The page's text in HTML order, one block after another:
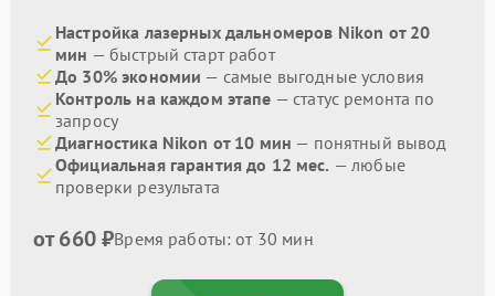
Настройка лазерных дальномеров Nikon от 20
мин — быстрый старт работ
До 30% экономии — самые выгодные условия
Контроль на каждом этапе — статус ремонта по
запросу
Диагностика Nikon от 10 мин — понятный вывод
Официальная гарантия до 12 мес. — любые
проверки результата
от 660 ₽Время работы: от 30 мин